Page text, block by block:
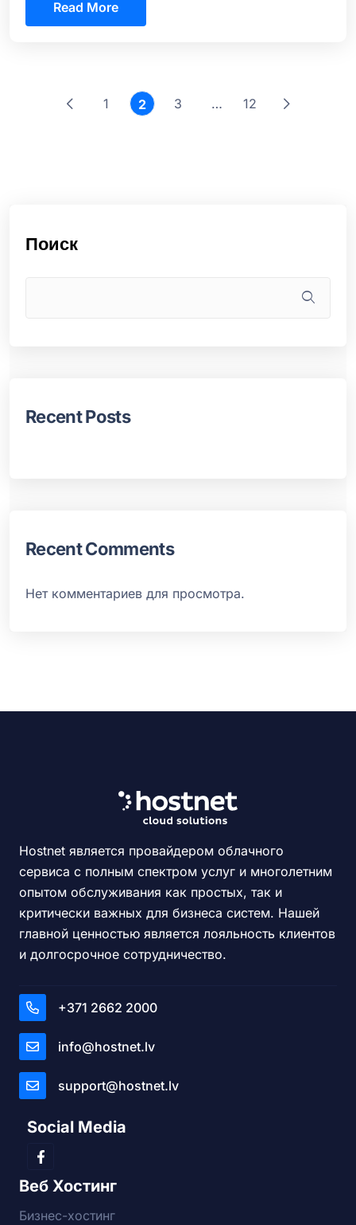
Read More
1 2 3 … 12
Поиск
Recent Posts
Recent Comments
Нет комментариев для просмотра.
Hostnet является провайдером облачного
сервиса с полным спектром услуг и многолетним
опытом обслуживания как простых, так и
критически важных для бизнеса систем. Нашей
главной ценностью является лояльность клиентов
и долгосрочное сотрудничество.
+371 2662 2000
info@hostnet.lv
support@hostnet.lv
Social Media
Веб Хостинг
Бизнес-хостинг